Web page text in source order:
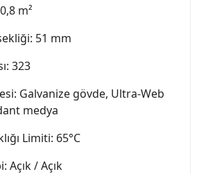
m²
51 mm
323
Galvanize gövde, Ultra-Web
medya
Limiti: 65°C
Açık / Açık